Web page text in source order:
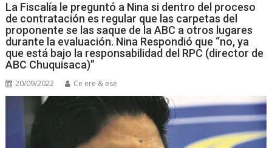
La Fiscalía le preguntó a Nina si dentro del proceso
de contratación es regular que las carpetas del
proponente se las saque de la ABC a otros lugares
durante la evaluación. Nina Respondió que “no, ya
que está bajo la responsabilidad del RPC (director de
ABC Chuquisaca)”
20/09/2022 Ce ere & ese